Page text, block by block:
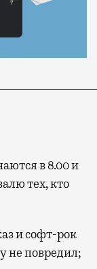
в 8.00 и
тех, кто
и софт-рок
не повредил;